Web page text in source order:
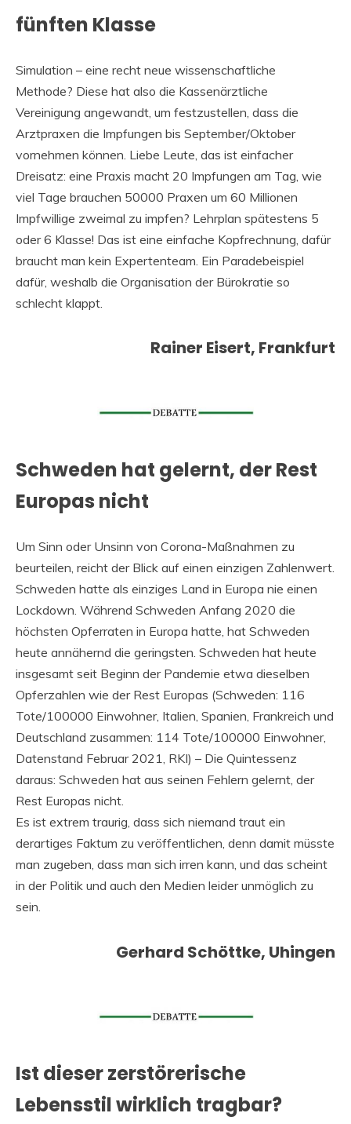
fünften Klasse
Simulation – eine recht neue wissenschaftliche
Methode? Diese hat also die Kassenärztliche
Vereinigung angewandt, um festzustellen, dass die
Arztpraxen die Impfungen bis September/Oktober
vornehmen können. Liebe Leute, das ist einfacher
Dreisatz: eine Praxis macht 20 Impfungen am Tag, wie
viel Tage brauchen 50000 Praxen um 60 Millionen
Impfwillige zweimal zu impfen? Lehrplan spätestens 5
oder 6 Klasse! Das ist eine einfache Kopfrechnung, dafür
braucht man kein Expertenteam. Ein Paradebeispiel
dafür, weshalb die Organisation der Bürokratie so
schlecht klappt.
Rainer Eisert, Frankfurt
Schweden hat gelernt, der Rest
Europas nicht
Um Sinn oder Unsinn von Corona-Maßnahmen zu
beurteilen, reicht der Blick auf einen einzigen Zahlenwert.
Schweden hatte als einziges Land in Europa nie einen
Lockdown. Während Schweden Anfang 2020 die
höchsten Opferraten in Europa hatte, hat Schweden
heute annähernd die geringsten. Schweden hat heute
insgesamt seit Beginn der Pandemie etwa dieselben
Opferzahlen wie der Rest Europas (Schweden: 116
Tote/100000 Einwohner, Italien, Spanien, Frankreich und
Deutschland zusammen: 114 Tote/100000 Einwohner,
Datenstand Februar 2021, RKI) – Die Quintessenz
daraus: Schweden hat aus seinen Fehlern gelernt, der
Rest Europas nicht.
Es ist extrem traurig, dass sich niemand traut ein
derartiges Faktum zu veröffentlichen, denn damit müsste
man zugeben, dass man sich irren kann, und das scheint
in der Politik und auch den Medien leider unmöglich zu
sein.
Gerhard Schöttke, Uhingen
Ist dieser zerstörerische
Lebensstil wirklich tragbar?